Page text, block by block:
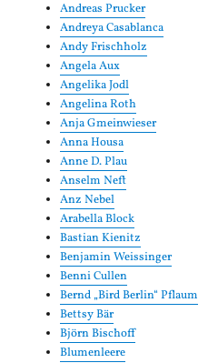
Andreas Prucker
Andreya Casablanca
Andy Frischholz
Angela Aux
Angelika Jodl
Angelina Roth
Anja Gmeinwieser
Anna Housa
Anne D. Plau
Anselm Neft
Anz Nebel
Arabella Block
Bastian Kienitz
Benjamin Weissinger
Benni Cullen
Bernd „Bird Berlin“ Pflaum
Bettsy Bär
Björn Bischoff
Blumenleere